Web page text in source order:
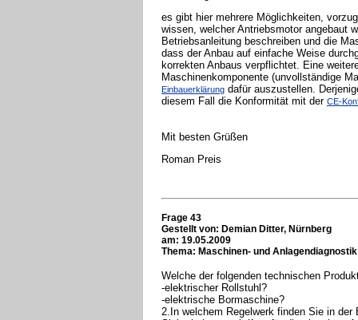
es gibt hier mehrere Möglichkeiten,
wissen, welcher Antriebsmotor angebaut
Betriebsanleitung beschreiben und die
dass der Anbau auf einfache Weise
korrekten Anbaus verpflichtet. Eine
Maschinenkomponente (unvollständige
Einbauerklärung dafür auszustellen.
diesem Fall die Konformität mit der CE-
Mit besten Grüßen
Roman Preis
Frage 43
Gestellt von: Demian Ditter, Nürnberg
am: 19.05.2009
Thema: Maschinen- und Anlagendiagnostik
Welche der folgenden technischen
-elektrischer Rollstuhl?
-elektrische Bormaschine?
2.In welchem Regelwerk finden Sie in